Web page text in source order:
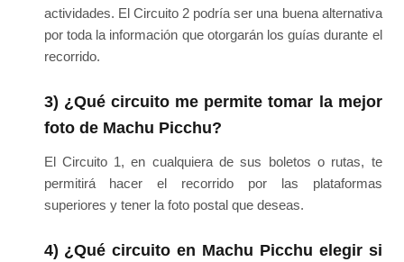
actividades. El Circuito 2 podría ser una buena alternativa
por toda la información que otorgarán los guías durante el
recorrido.
3) ¿Qué circuito me permite tomar la mejor
foto de Machu Picchu?
El Circuito 1, en cualquiera de sus boletos o rutas, te
permitirá hacer el recorrido por las plataformas
superiores y tener la foto postal que deseas.
4) ¿Qué circuito en Machu Picchu elegir si